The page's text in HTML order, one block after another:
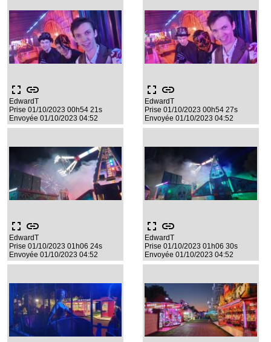
fullscreen link
EdwardT
Prise 01/10/2023 00h54 21s
Envoyée 01/10/2023 04:52
fullscreen link
EdwardT
Prise 01/10/2023 00h54 27s
Envoyée 01/10/2023 04:52
fullscreen link
EdwardT
Prise 01/10/2023 01h06 24s
Envoyée 01/10/2023 04:52
fullscreen link
EdwardT
Prise 01/10/2023 01h06 30s
Envoyée 01/10/2023 04:52